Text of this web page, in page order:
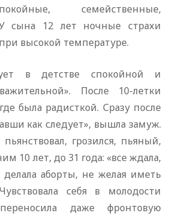
семейственные,
У сына 12 лет ночные страхи
высокой температуре.
в детстве спокойной и
После 10-летки
была радисткой. Сразу после
как следует», вышла замуж.
грозился, пьяный,
10 лет, до 31 года: «все ждала,
делала аборты, не желая иметь
себя в молодости
даже фронтовую